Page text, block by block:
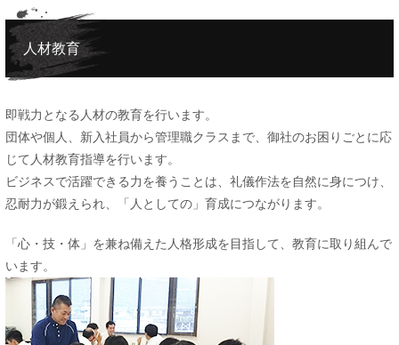
人材教育
即戦力となる人材の教育を行います。
団体や個人、新入社員から管理職クラスまで、御社のお困りごとに応
じて人材教育指導を行います。
ビジネスで活躍できる力を養うことは、礼儀作法を自然に身につけ、
忍耐力が鍛えられ、「人としての」育成につながります。
「心・技・体」を兼ね備えた人格形成を目指して、教育に取り組んで
います。